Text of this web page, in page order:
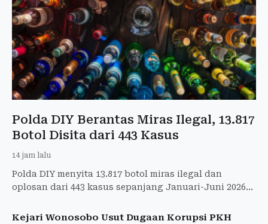
Polda DIY Berantas Miras Ilegal, 13.817
Botol Disita dari 443 Kasus
14 jam lalu
Polda DIY menyita 13.817 botol miras ilegal dan
oplosan dari 443 kasus sepanjang Januari-Juni 2026
Kejari Wonosobo Usut Dugaan Korupsi PKH